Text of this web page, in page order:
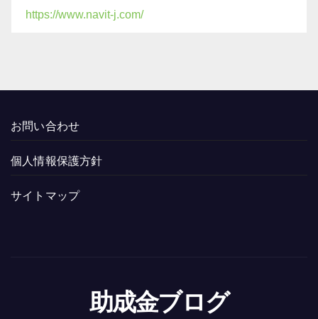
https://www.navit-j.com/
お問い合わせ
個人情報保護方針
サイトマップ
助成金ブログ